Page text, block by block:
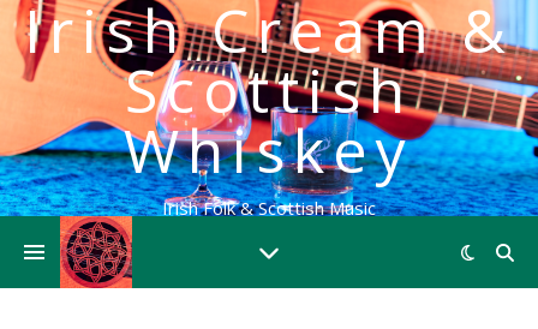
Irish Cream &
Scottish
Whiskey
Irish Folk & Scottish Music